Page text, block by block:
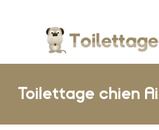
Toilettage chien